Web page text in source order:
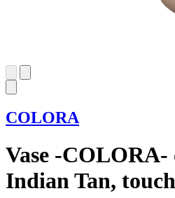
COLORA
Vase -COLORA-
Indian Tan,